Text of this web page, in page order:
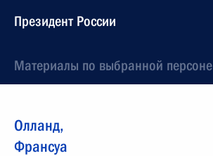
Президент России
Материалы по выбранной персоне
Олланд,
Франсуа